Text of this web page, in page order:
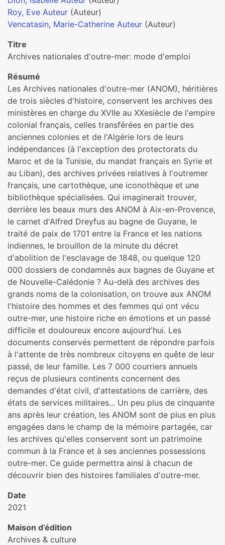
Roy, Eve Auteur (Auteur)
Vencatasin, Marie-Catherine Auteur (Auteur)
Titre
Archives nationales d'outre-mer: mode d'emploi
Résumé
Les Archives nationales d'outre-mer (ANOM), héritières
de trois siècles d'histoire, conservent les archives des
ministères en charge du XVIIe au XXesiècle de l'empire
colonial français, celles transférées en partie des
anciennes colonies et de l'Algérie lors de leurs
indépendances (à l'exception des protectorats du
Maroc et de la Tunisie, du mandat français en Syrie et
au Liban), des archives privées relatives à l'outremer
français, une cartothèque, une iconothèque et une
bibliothèque spécialisées. Qui imaginerait trouver,
derrière les beaux murs des ANOM à Aix-en-Provence,
le carnet d'Alfred Dreyfus au bagne de Guyane, le
traité de paix de 1701 entre la France et les nations
indiennes, le brouillon de la minute du décret
d'abolition de l'esclavage de 1848, ou quelque 120
000 dossiers de condamnés aux bagnes de Guyane et
de Nouvelle-Calédonie ? Au-delà des archives des
grands noms de la colonisation, on trouve aux ANOM
l'histoire des hommes et des femmes qui ont vécu
outre-mer, une histoire riche en émotions et un passé
difficile et douloureux encore aujourd'hui. Les
documents conservés permettent de répondre parfois
à l'attente de très nombreux citoyens en quête de leur
passé, de leur famille. Les 7 000 courriers annuels
reçus de plusieurs continents concernent des
demandes d'état civil, d'attestations de carrière, des
états de services militaires... Un peu plus de cinquante
ans après leur création, les ANOM sont de plus en plus
engagées dans le champ de la mémoire partagée, car
les archives qu'elles conservent sont un patrimoine
commun à la France et à ses anciennes possessions
outre-mer. Ce guide permettra ainsi à chacun de
découvrir bien des histoires familiales d'outre-mer.
Date
2021
Maison d’édition
Archives & culture